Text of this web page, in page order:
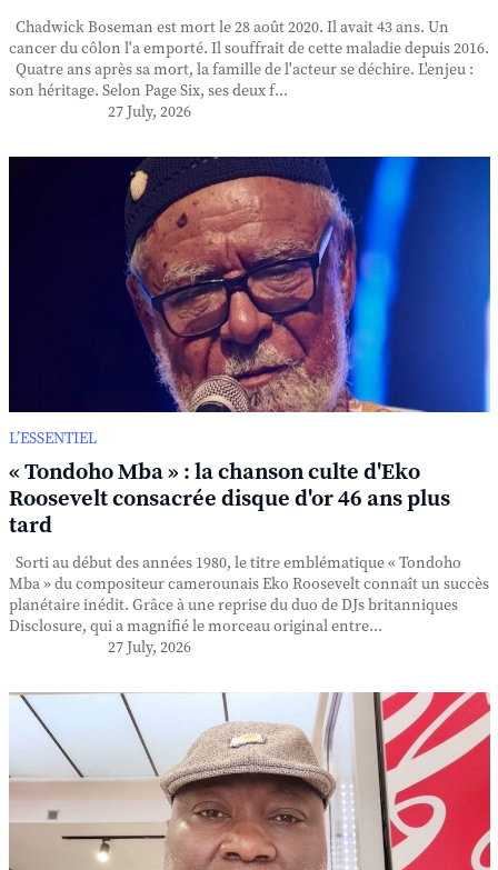
Chadwick Boseman est mort le 28 août 2020. Il avait 43 ans. Un
cancer du côlon l'a emporté. Il souffrait de cette maladie depuis 2016.
Quatre ans après sa mort, la famille de l'acteur se déchire. L'enjeu :
son héritage. Selon Page Six, ses deux f...
27 July, 2026
L’ESSENTIEL
« Tondoho Mba » : la chanson culte d'Eko
Roosevelt consacrée disque d'or 46 ans plus
tard
Sorti au début des années 1980, le titre emblématique « Tondoho
Mba » du compositeur camerounais Eko Roosevelt connaît un succès
planétaire inédit. Grâce à une reprise du duo de DJs britanniques
Disclosure, qui a magnifié le morceau original entre...
27 July, 2026